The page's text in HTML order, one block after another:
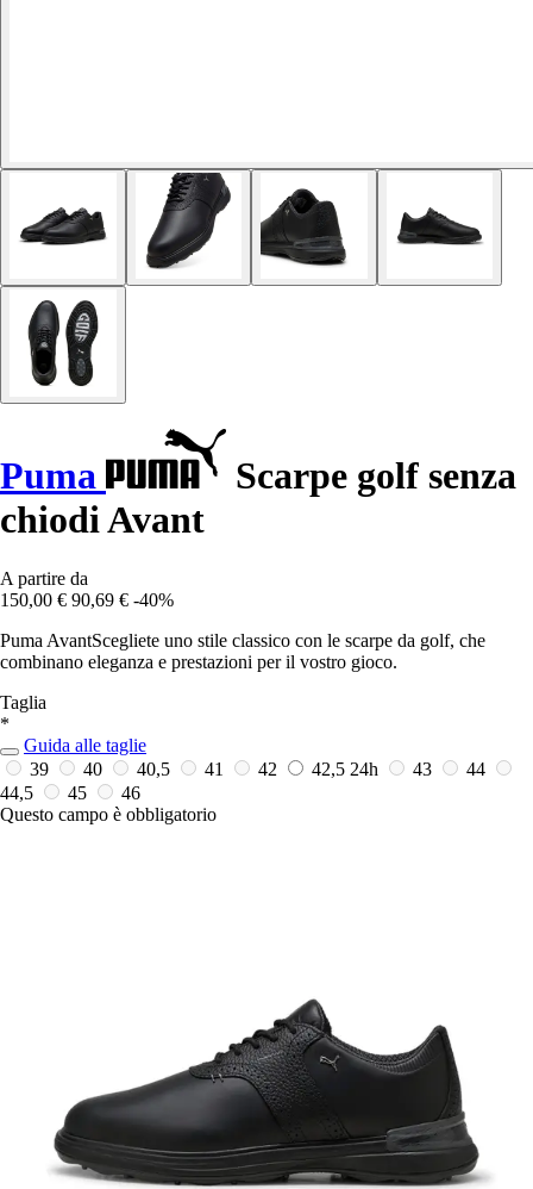
Puma
Scarpe golf senza
chiodi Avant
A partire da
150,00 € 90,69 € -40%
Puma AvantScegliete uno stile classico con le scarpe da golf, che
combinano eleganza e prestazioni per il vostro gioco.
Taglia
*
Guida alle taglie
39
40 40,5 41 42 42,5 24h 43
44
44,5
45
46
Questo campo è obbligatorio